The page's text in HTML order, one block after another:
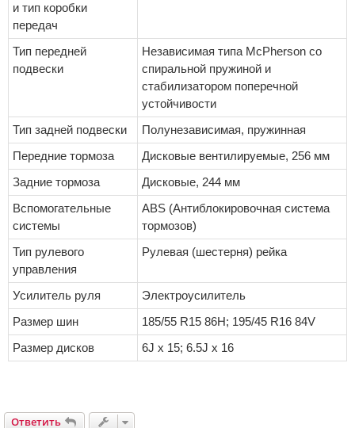
и тип коробки
передач
Тип передней
подвески
Независимая типа McPherson со
спиральной пружиной и
стабилизатором поперечной
устойчивости
Тип задней подвески
Полунезависимая, пружинная
Передние тормоза
Дисковые вентилируемые, 256 мм
Задние тормоза
Дисковые, 244 мм
Вспомогательные
системы
ABS (Антиблокировочная система
тормозов)
Тип рулевого
управления
Рулевая (шестерня) рейка
Усилитель руля
Электроусилитель
Размер шин
185/55 R15 86H; 195/45 R16 84V
Размер дисков
6J x 15; 6.5J x 16
Ответить